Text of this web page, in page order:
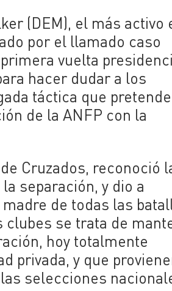
(DEM), el más activo
por el llamado caso
vuelta
hacer dudar a los
táctica que pretende
de la ANFP con la
Cruzados, reconoció
separación, y dio a
de todas las
clubes se trata de
hoy totalmente
privada, y que
selecciones